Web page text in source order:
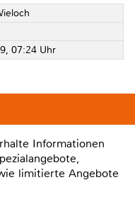
07:24 Uhr
Informationen
limitierte Angebote